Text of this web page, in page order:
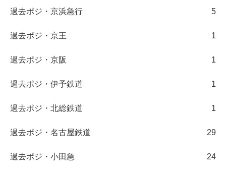
過去ポジ・京浜急行 5
過去ポジ・京王 1
過去ポジ・京阪 1
過去ポジ・伊予鉄道 1
過去ポジ・北総鉄道 1
過去ポジ・名古屋鉄道 29
過去ポジ・小田急 24